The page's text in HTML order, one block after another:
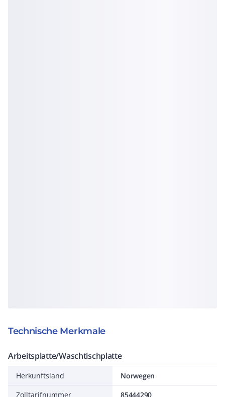
Technische Merkmale
Arbeitsplatte/Waschtischplatte
Herkunftsland
Norwegen
Zolltarifnummer
85444290